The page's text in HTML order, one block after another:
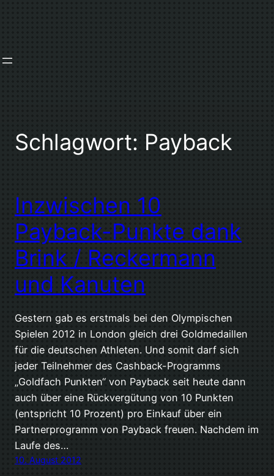
Schlagwort: Payback
Inzwischen 10
Payback-Punkte dank
Brink / Reckermann
und Kanuten
Gestern gab es erstmals bei den Olympischen
Spielen 2012 in London gleich drei Goldmedaillen
für die deutschen Athleten. Und somit darf sich
jeder Teilnehmer des Cashback-Programms
„Goldfach Punkten“ von Payback seit heute dann
auch über eine Rückvergütung von 10 Punkten
(entspricht 10 Prozent) pro Einkauf über ein
Partnerprogramm von Payback freuen. Nachdem im
Laufe des…
10. August 2012